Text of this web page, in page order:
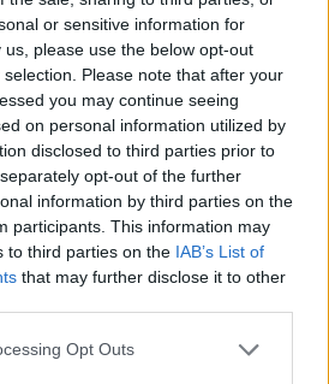
or sensitive information for
please use the below opt-out
Please note that after your
you may continue seeing
on personal information utilized by
disclosed to third parties prior to
opt-out of the further
information by third parties on the
participants. This information may
to third parties on the IAB’s List of
that may further disclose it to other
Opt Outs
j'ai tout essayé. suis finalement
suis très satisfaite, de
que j'attribue au stress,
effets secondaires que je
ici ou là, heureusement pas
et parfois avec...lire la suite
0 réactions